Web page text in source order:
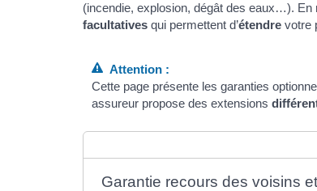
(incendie, explosion, dégât des eaux…).
facultatives qui permettent d’étendre votre
Attention :
Cette page présente les garanties
assureur propose des extensions
Garantie recours des voisins